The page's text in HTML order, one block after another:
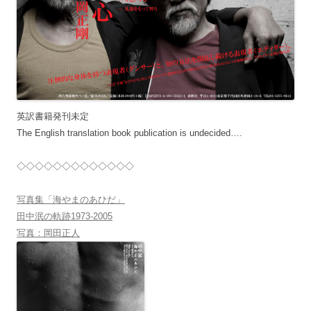
英訳書籍発刊未定
The English translation book publication is undecided….
◇◇◇◇◇◇◇◇◇◇◇◇◇
写真集「海やまのあひだ」
田中泯の軌跡1973-2005
写真：岡田正人